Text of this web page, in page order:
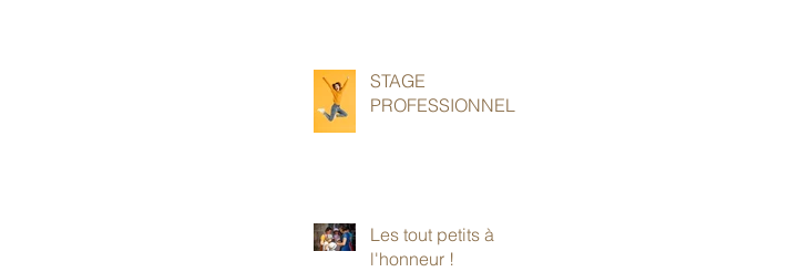
STAGE
PROFESSIONNEL
Les tout petits à
l'honneur !